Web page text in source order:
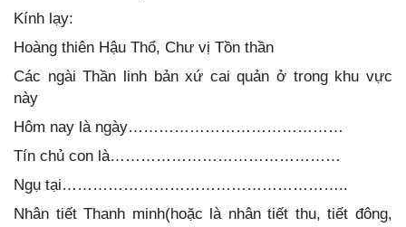
Kính lạy:
Hoàng thiên Hậu Thổ, Chư vị Tồn thần
Các ngài Thần linh bản xứ cai quản ở trong khu vực
này
Hôm nay là ngày……………………………………
Tín chủ con là………………………………………
Ngụ tại………………………………………………..
Nhân tiết Thanh minh(hoặc là nhân tiết thu, tiết đông,